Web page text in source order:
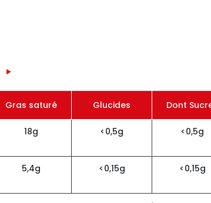
Gras saturé Glucides Dont
18g <0,5g <0,5g
5,4g <0,15g <0,15g